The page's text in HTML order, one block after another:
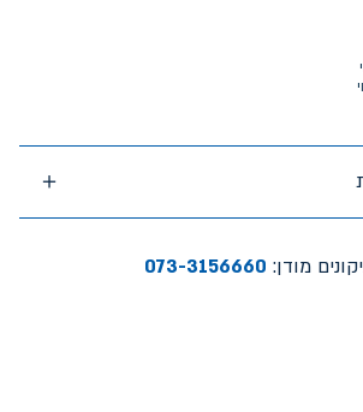
מודן: 073-3156660